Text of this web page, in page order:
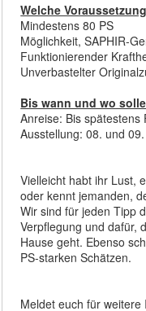
Welche
Mindestens 80 PS
Möglichkeit, SAPHIR-
Funktionierender
Unverbastelter
Bis wann und wo
Anreise: Bis
Ausstellung: 08. und
Vielleicht habt ihr Lust,
oder kennt jemanden,
Wir sind für jeden Tipp
Verpflegung und dafür,
Hause geht. Ebenso
PS-starken Schätzen.
Meldet euch für